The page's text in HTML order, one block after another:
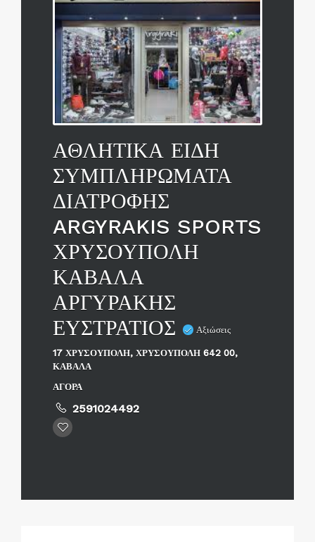
ΑΘΛΗΤΙΚΑ ΕΙΔΗ
ΣΥΜΠΛΗΡΩΜΑΤΑ
ΔΙΑΤΡΟΦΗΣ
ARGYRAKIS SPORTS
ΧΡΥΣΟΥΠΟΛΗ
ΚΑΒΑΛΑ
ΑΡΓΥΡΑΚΗΣ
ΕΥΣΤΡΑΤΙΟΣ
Αξιώσεις
17 ΧΡΥΣΟΥΠΟΛΗ, ΧΡΥΣΟΥΠΟΛΗ 642 00,
ΚΑΒΑΛΑ
ΑΓΟΡΑ
2591024492